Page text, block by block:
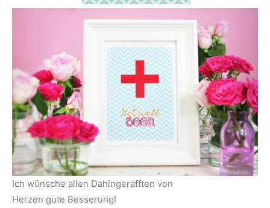
Ich wünsche allen Dahingerafften von
Herzen gute Besserung!